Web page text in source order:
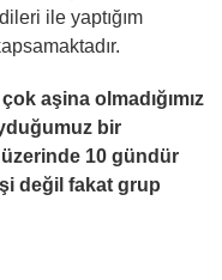
ile yaptığım
aşina olmadığımız
bir
üzerinde 10 gündür
değil fakat grup